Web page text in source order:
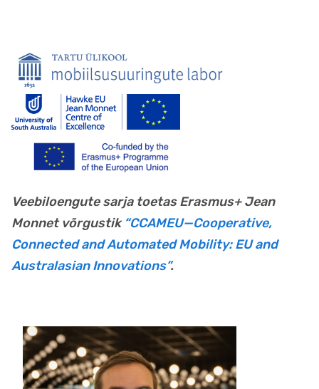
Veebiloengute sarja toetas Erasmus+ Jean
Monnet võrgustik “CCAMEU—Cooperative,
Connected and Automated Mobility: EU and
Australasian Innovations”.